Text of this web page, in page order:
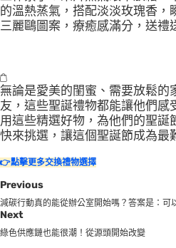
的溫熱蒸氣，搭配淡淡玫瑰香，
三麗鷗圖案，療癒感滿分，送禮
無論是愛美的閨蜜、需要放鬆的
友，這些聖誕禮物都能讓他們感
用這些精選好物，為他們的聖誕
快來挑選，讓這個聖誕節成為最
👉點擊更多交換禮物選擇
Previous
減碳行動真的能從辦公室開始嗎？答案是：可
Next
綠色供應鏈也能很潮！從源頭開始改變